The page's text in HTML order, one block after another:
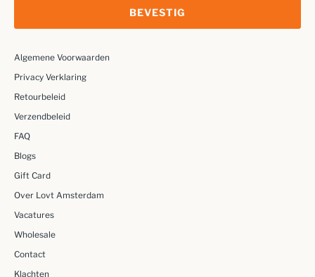
BEVESTIG
Algemene Voorwaarden
Privacy Verklaring
Retourbeleid
Verzendbeleid
FAQ
Blogs
Gift Card
Over Lovt Amsterdam
Vacatures
Wholesale
Contact
Klachten